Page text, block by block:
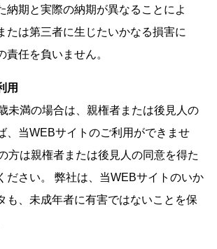
納期と実際の納期が異なることによ
たは第三者に生じたいかなる損害に
責任を負いません。
用
未満の場合は、親権者または後見人の
、当WEBサイトのご利用ができませ
方は親権者または後見人の同意を得た
ださい。 弊社は、当WEBサイトのいか
も、未成年者に有害ではないことを保